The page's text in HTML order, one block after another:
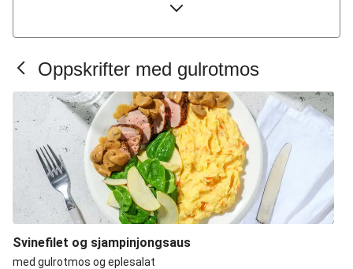
Bánh mì
Bánh mì
Vietnamesisk-inspirert kylling
Oppskrifter med gulrotmos
Svinefilet og sjampinjongsaus
med gulrotmos og eplesalat